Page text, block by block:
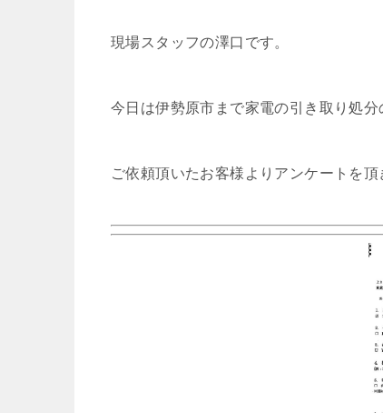
現場スタッフの澤口です。
今日は伊勢原市まで家電の引き取り処分
ご依頼頂いたお客様よりアンケートを頂